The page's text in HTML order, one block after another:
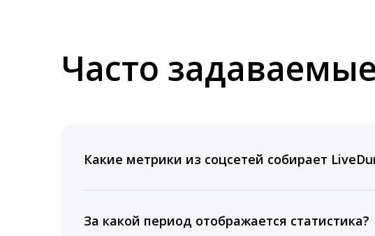
Часто
Какие метрики из соцсетей собирает
время для публикации, показываем лучшие посты
За какой период отображается статистика?